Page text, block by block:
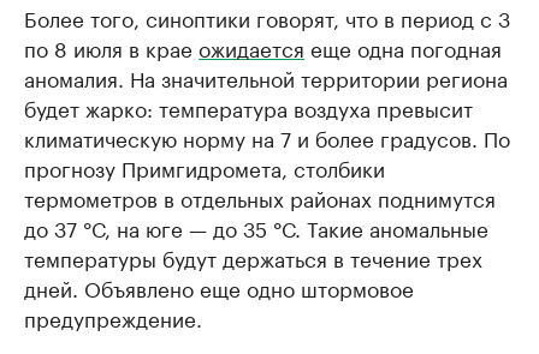
Более того, синоптики говорят, что в период с 3
по 8 июля в крае ожидается еще одна погодная
аномалия. На значительной территории региона
будет жарко: температура воздуха превысит
климатическую норму на 7 и более градусов. По
прогнозу Примгидромета, столбики
термометров в отдельных районах поднимутся
до 37 °С, на юге — до 35 °С. Такие аномальные
температуры будут держаться в течение трех
дней. Объявлено еще одно штормовое
предупреждение.